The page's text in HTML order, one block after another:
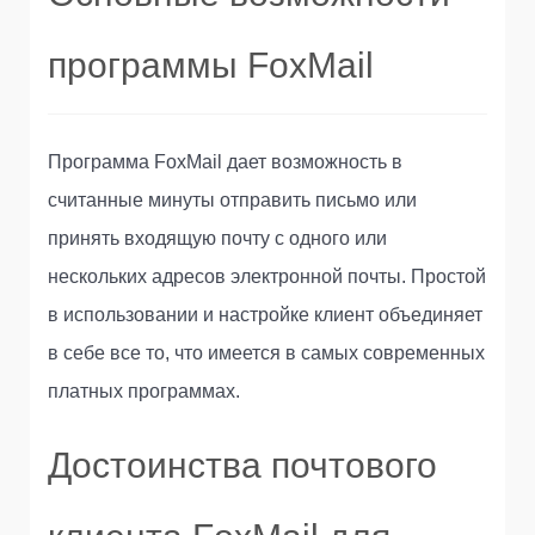
программы FoxMail
Программа FoxMail дает возможность в
считанные минуты отправить письмо или
принять входящую почту с одного или
нескольких адресов электронной почты. Простой
в использовании и настройке клиент объединяет
в себе все то, что имеется в самых современных
платных программах.
Достоинства почтового